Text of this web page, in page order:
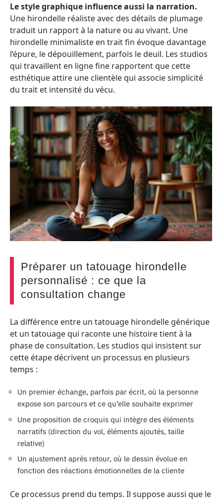
Le style graphique influence aussi la narration.
Une hirondelle réaliste avec des détails de plumage
traduit un rapport à la nature ou au vivant. Une
hirondelle minimaliste en trait fin évoque davantage
l’épure, le dépouillement, parfois le deuil. Les studios
qui travaillent en ligne fine rapportent que cette
esthétique attire une clientèle qui associe simplicité
du trait et intensité du vécu.
Préparer un tatouage hirondelle
personnalisé : ce que la
consultation change
La différence entre un tatouage hirondelle générique
et un tatouage qui raconte une histoire tient à la
phase de consultation. Les studios qui insistent sur
cette étape décrivent un processus en plusieurs
temps :
Un premier échange, parfois par écrit, où la personne
expose son parcours et ce qu’elle souhaite exprimer
Une proposition de croquis qui intègre des éléments
narratifs (direction du vol, éléments ajoutés, taille
relative)
Un ajustement après retour, où le dessin évolue en
fonction des réactions émotionnelles de la cliente
Ce processus prend du temps. Il suppose aussi que le